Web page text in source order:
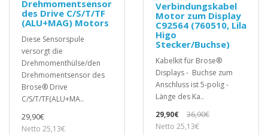
Drehmomentsensor
des Drive C/S/T/TF
(ALU+MAG) Motors
Diese Sensorspule
versorgt die
Drehmomenthülse/den
Drehmomentsensor des
Brose® Drive
C/S/T/TF(ALU+MA..
29,90€
Netto 25,13€
Verbindungskabel
Motor zum Display
C92564 (760510, Lila
Higo
Stecker/Buchse)
Kabelkit für Brose®
Displays - Buchse zum
Anschluss ist 5-polig -
Länge des Ka..
29,90€
36,90€
Netto 25,13€